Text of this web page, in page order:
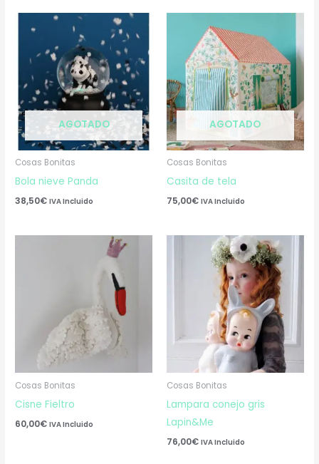
AGOTADO
Cosas Bonitas
Bola nieve Panda
38,50€ IVA Incluido
AGOTADO
Cosas Bonitas
Casita de tela
75,00€ IVA Incluido
Cosas Bonitas
Cisne Fieltro
60,00€ IVA Incluido
Cosas Bonitas
Lampara conejo gris
Lapin&Me
76,00€ IVA Incluido